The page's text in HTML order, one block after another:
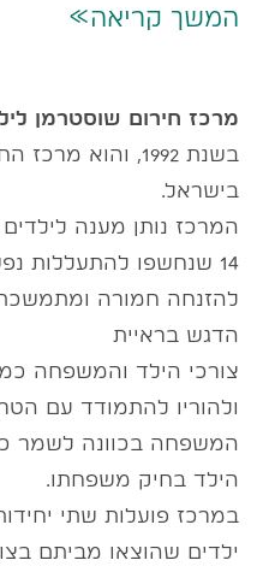
המשך קריאה >>
מרכז חירום שוסטרמן
בשנת 1992, והוא
בישראל.
המרכז נותן מענה
14 שנחשפו להתעללות
להזנחה חמורה
הדגש בראיית
צורכי הילד והמשפחה
ולהוריו להתמודד עם
המשפחה בכוונה לשמר
הילד בחיק משפחתו.
במרכז פועלות שתי
ילדים שהוצאו מביתם